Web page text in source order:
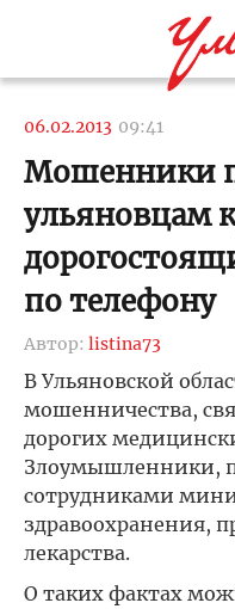
06.02.2013 09:41
Мошенники
ульяновцам
по телефону
Автор: listina73
В Ульяновской
мошенничества,
дорогих
Злоумышленники,
сотрудниками
здравоохранения,
лекарства.
О таких фактах